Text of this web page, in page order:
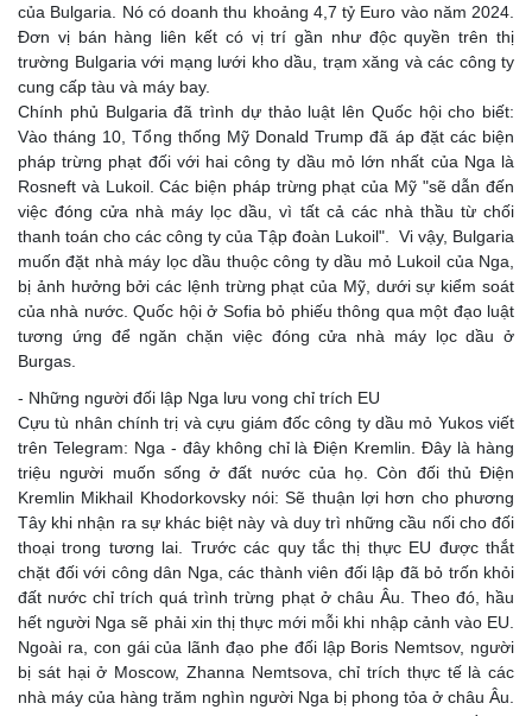
của Bulgaria. Nó có doanh thu khoảng 4,7 tỷ Euro vào năm 2024.
Đơn vị bán hàng liên kết có vị trí gần như độc quyền trên thị
trường Bulgaria với mạng lưới kho dầu, trạm xăng và các công ty
cung cấp tàu và máy bay.
Chính phủ Bulgaria đã trình dự thảo luật lên Quốc hội cho biết:
Vào tháng 10, Tổng thống Mỹ Donald Trump đã áp đặt các biện
pháp trừng phạt đối với hai công ty dầu mỏ lớn nhất của Nga là
Rosneft và Lukoil. Các biện pháp trừng phạt của Mỹ "sẽ dẫn đến
việc đóng cửa nhà máy lọc dầu, vì tất cả các nhà thầu từ chối
thanh toán cho các công ty của Tập đoàn Lukoil". Vi vậy, Bulgaria
muốn đặt nhà máy lọc dầu thuộc công ty dầu mỏ Lukoil của Nga,
bị ảnh hưởng bởi các lệnh trừng phạt của Mỹ, dưới sự kiểm soát
của nhà nước. Quốc hội ở Sofia bỏ phiếu thông qua một đạo luật
tương ứng để ngăn chặn việc đóng cửa nhà máy lọc dầu ở
Burgas.
- Những người đối lập Nga lưu vong chỉ trích EU
Cựu tù nhân chính trị và cựu giám đốc công ty dầu mỏ Yukos viết
trên Telegram: Nga - đây không chỉ là Điện Kremlin. Đây là hàng
triệu người muốn sống ở đất nước của họ. Còn đối thủ Điện
Kremlin Mikhail Khodorkovsky nói: Sẽ thuận lợi hơn cho phương
Tây khi nhận ra sự khác biệt này và duy trì những cầu nối cho đối
thoại trong tương lai. Trước các quy tắc thị thực EU được thắt
chặt đối với công dân Nga, các thành viên đối lập đã bỏ trốn khỏi
đất nước chỉ trích quá trình trừng phạt ở châu Âu. Theo đó, hầu
hết người Nga sẽ phải xin thị thực mới mỗi khi nhập cảnh vào EU.
Ngoài ra, con gái của lãnh đạo phe đối lập Boris Nemtsov, người
bị sát hại ở Moscow, Zhanna Nemtsova, chỉ trích thực tế là các
nhà máy của hàng trăm nghìn người Nga bị phong tỏa ở châu Âu.